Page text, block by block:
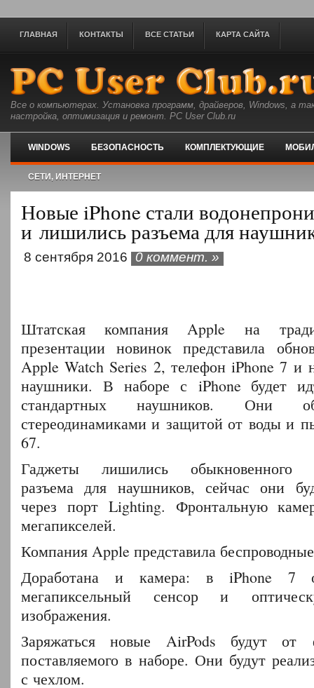
ГЛАВНАЯ КОНТАКТЫ ВСЕ СТАТЬИ КАРТА САЙТА
Все о компьютерах. Установка программ, драйверов, Windows, а
настройка, оптимизация и ремонт. PC User Club.ru
WINDOWS БЕЗОПАСНОСТЬ КОМПЛЕКТУЮЩИЕ
СЕТИ, ИНТЕРНЕТ
Новые iPhоne стали
и лишились разъема для
8 сентября 2016 0 коммент. »
Штатская компания Apple на
презентации новинок представила
Apple Watch Series 2, телефон iPhone 7 и
наушники. В наборе с iPhone будет
стандартных наушников. Они
стереодинамиками и защитой от воды и
67.
Гаджеты лишились обыкновенного
разъема для наушников, сейчас они
через порт Lighting. Фронтальную
мегапикселей.
Компания Apple представила
Доработана и камера: в iPhone 7
мегапиксельный сенсор и
изображения.
Заряжаться новые AirPods будут от
поставляемого в наборе. Они будут
с чехлом.